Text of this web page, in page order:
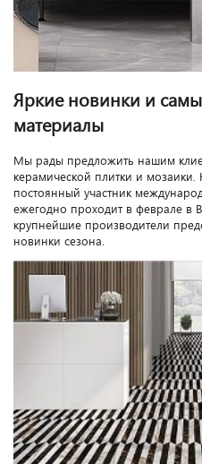
Яркие новинки и
материалы
Мы рады предложить нашим
керамической плитки и
постоянный участник
ежегодно проходит в феврале в
крупнейшие производители
новинки сезона.